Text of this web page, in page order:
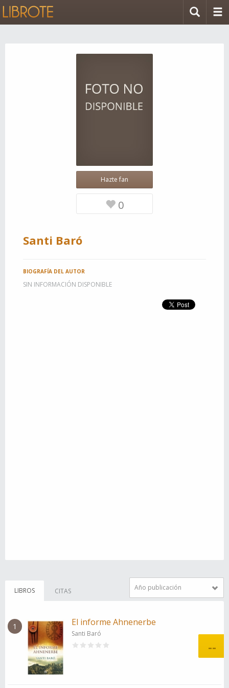
Hazte fan
0
Santi Baró
BIOGRAFÍA DEL AUTOR
SIN INFORMACIÓN DISPONIBLE
LIBROS CITAS Año publicación
1 El informe Ahnenerbe
Santi Baró
--